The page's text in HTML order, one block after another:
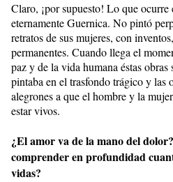
Claro, ¡por supuesto! Lo que ocurre
eternamente Guernica. No pintó
retratos de sus mujeres, con
permanentes. Cuando llega el
paz y de la vida humana éstas
pintaba en el trasfondo trágico y las
alegrones a que el hombre y la
estar vivos.
¿El amor va de la mano del
comprender en profundidad
vidas?